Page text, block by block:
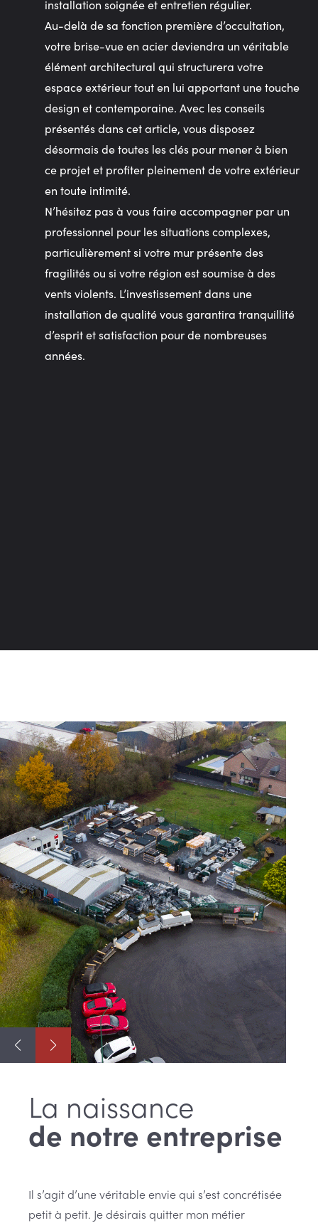
installation soignée et entretien régulier.
Au-delà de sa fonction première d’occultation,
votre brise-vue en acier deviendra un véritable
élément architectural qui structurera votre
espace extérieur tout en lui apportant une touche
design et contemporaine. Avec les conseils
présentés dans cet article, vous disposez
désormais de toutes les clés pour mener à bien
ce projet et profiter pleinement de votre extérieur
en toute intimité.
N’hésitez pas à vous faire accompagner par un
professionnel pour les situations complexes,
particulièrement si votre mur présente des
fragilités ou si votre région est soumise à des
vents violents. L’investissement dans une
installation de qualité vous garantira tranquillité
d’esprit et satisfaction pour de nombreuses
années.
La naissance
de notre entreprise
Il s’agit d’une véritable envie qui s’est concrétisée
petit à petit. Je désirais quitter mon métier